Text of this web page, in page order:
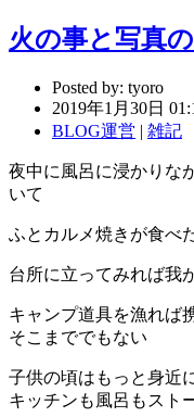
火の事と写真
Posted by: tyoro
2019年1月30日
BLOG運営 | 雑記
夜中に風呂に浸かりな
いて
ふとカルメ焼きが食べ
台所に立ってみれば我
キャンプ道具を漁れば
そこまででもない
子供の頃はもっと身近
キッチンも風呂もスト